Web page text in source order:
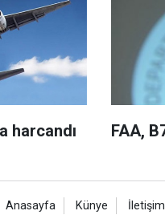
harcandı FAA,
Anasayfa Künye İletişim